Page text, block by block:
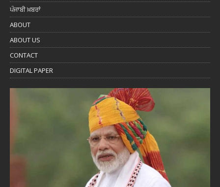
ਪੰਜਾਬੀ ਖ਼ਬਰਾਂ
ABOUT
ABOUT US
CONTACT
DIGITAL PAPER